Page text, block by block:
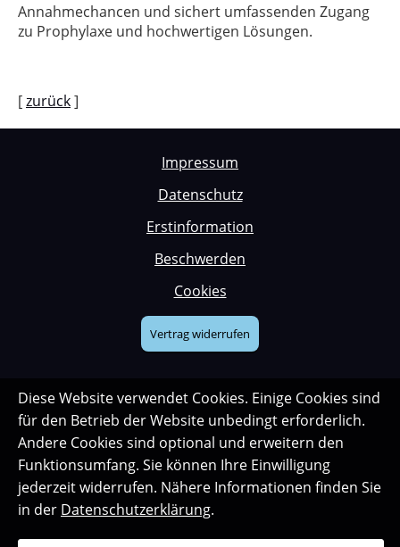
Annahmechancen und sichert umfassenden Zugang
zu Prophylaxe und hochwertigen Lösungen.
[zurück]
Impressum
Datenschutz
Erstinformation
Beschwerden
Cookies
Vertrag widerrufen
Diese Website verwendet Cookies. Einige Cookies sind
für den Betrieb der Website unbedingt erforderlich.
Andere Cookies sind optional und erweitern den
Funktionsumfang. Sie können Ihre Einwilligung
jederzeit widerrufen. Nähere Informationen finden Sie
in der Datenschutzerklärung.